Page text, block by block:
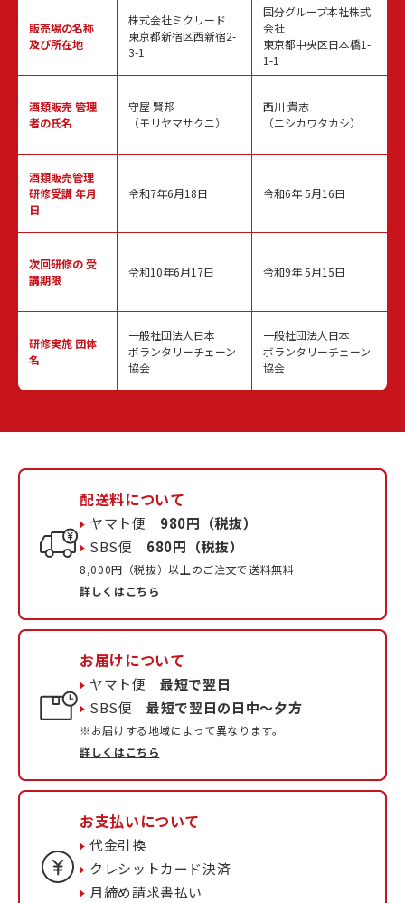
販売場の名称
及び所在地
酒類販売管理
者の氏名
酒類販売管理
研修受講 年月
日
次回研修の受
講期限
研修実施 団体
名
株式会社ミクリード
東京都新宿区西新宿2-
3-1
守屋 賢邦
（モリヤマサクニ）
令和7年6月18日
令和10年6月17日
一般社団法人日本
ボランタリーチェーン
協会
国分グループ本社株式
会社
東京都中央区日本橋1-
1-1
西川 貴志
（ニシカワタカシ）
令和6年 5月16日
令和9年 5月15日
一般社団法人日本
ボランタリーチェーン
協会
配送料について
ヤマト便 980円（税抜）
SBS便 680円（税抜）
8,000円（税抜）以上のご注文で送料無料
詳しくはこちら
お届けについて
ヤマト便最短で翌日
SBS便最短で翌日の日中〜夕方
※お届けする地域によって異なります。
詳しくはこちら
お支払いについて
代金引換
クレシットカード決済
月締め請求書払い